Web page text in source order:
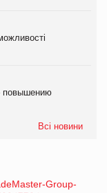
повышению
Всі новини